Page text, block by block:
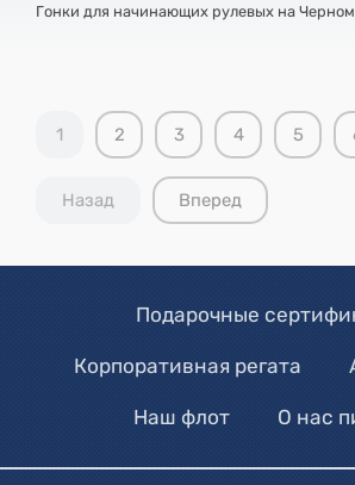
Гонки для начинающих рулевых на
1 2 3 4 5
Назад Вперед
Подарочные
Корпоративная регата
Наш флот О нас